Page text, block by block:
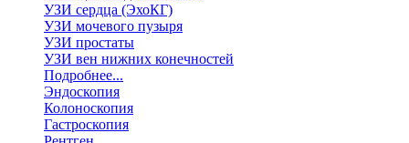
УЗИ сердца (ЭхоКГ)
УЗИ мочевого пузыря
УЗИ простаты
УЗИ вен нижних конечностей
Подробнее...
Эндоскопия
Колоноскопия
Гастроскопия